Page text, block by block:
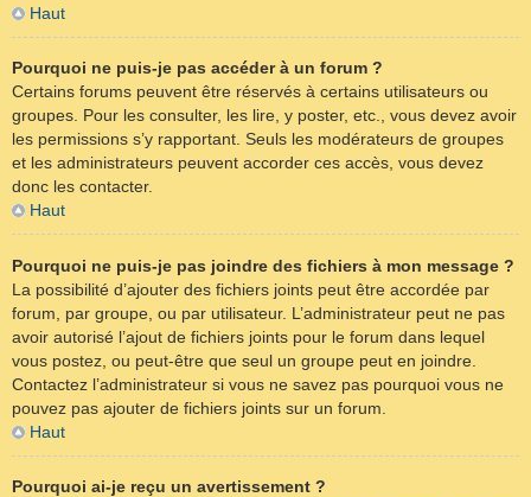
Haut
Pourquoi ne puis-je pas accéder à un forum ?
Certains forums peuvent être réservés à certains utilisateurs ou
groupes. Pour les consulter, les lire, y poster, etc., vous devez avoir
les permissions s’y rapportant. Seuls les modérateurs de groupes
et les administrateurs peuvent accorder ces accès, vous devez
donc les contacter.
Haut
Pourquoi ne puis-je pas joindre des fichiers à mon message ?
La possibilité d’ajouter des fichiers joints peut être accordée par
forum, par groupe, ou par utilisateur. L’administrateur peut ne pas
avoir autorisé l’ajout de fichiers joints pour le forum dans lequel
vous postez, ou peut-être que seul un groupe peut en joindre.
Contactez l’administrateur si vous ne savez pas pourquoi vous ne
pouvez pas ajouter de fichiers joints sur un forum.
Haut
Pourquoi ai-je reçu un avertissement ?